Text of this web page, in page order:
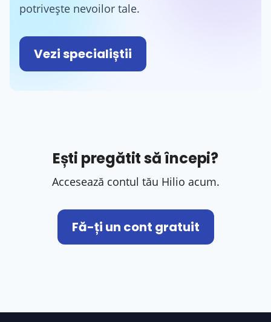
potrivește nevoilor tale.
Vezi specialiștii
Ești pregătit să începi?
Accesează contul tău Hilio acum.
Fă-ți un cont gratuit